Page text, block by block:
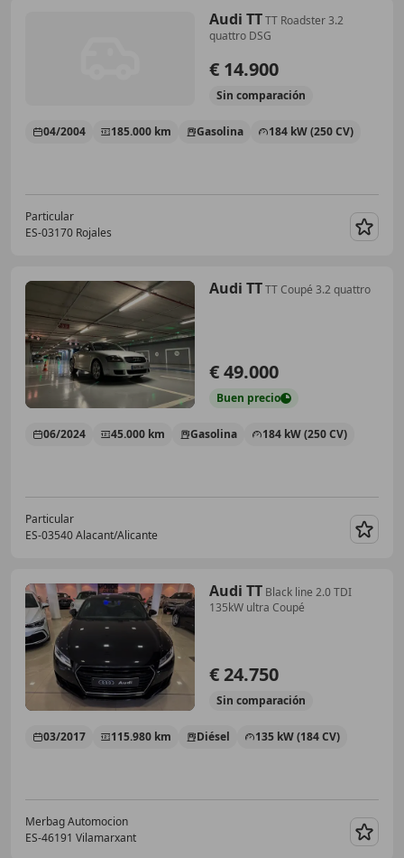
Audi TTTT Roadster 3.2
quattro DSG
€ 14.900
Sin comparación
04/2004 185.000 km Gasolina 184 kW (250 CV)
Particular
ES-03170 Rojales
Audi TTTT Coupé 3.2 quattro
€ 49.000
Buen precio
06/2024 45.000 km Gasolina 184 kW (250 CV)
Particular
ES-03540 Alacant/Alicante
Audi TT Black line 2.0 TDI
135kW ultra Coupé
€ 24.750
Sin comparación
03/2017 115.980 km Diésel 135 kW (184 CV)
Merbag Automocion
ES-46191 Vilamarxant